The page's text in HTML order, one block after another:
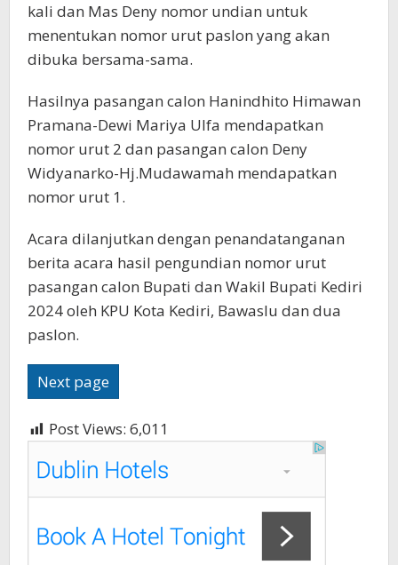
kali dan Mas Deny nomor undian untuk
menentukan nomor urut paslon yang akan
dibuka bersama-sama.
Hasilnya pasangan calon Hanindhito Himawan
Pramana-Dewi Mariya Ulfa mendapatkan
nomor urut 2 dan pasangan calon Deny
Widyanarko-Hj.Mudawamah mendapatkan
nomor urut 1.
Acara dilanjutkan dengan penandatanganan
berita acara hasil pengundian nomor urut
pasangan calon Bupati dan Wakil Bupati Kediri
2024 oleh KPU Kota Kediri, Bawaslu dan dua
paslon.
Next page
Post Views: 6,011